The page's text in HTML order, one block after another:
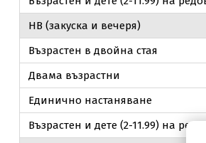
НВ (закуска и вечеря)
Възрастен в двойна стая
Двама възрастни
Единично настаняване
Възрастен и дете (2-11.99) на